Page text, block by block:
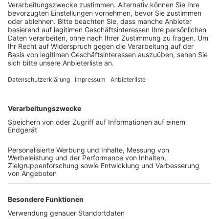
Anzeige
Anfang der Woche (14.4.) seien wieder viele Tüten mit
Lebensmittel gepackt und von Freiwilligen an rund 350
Ersatztafel bekommt unter anderem Brot und Kuchen
Spendengeldern Lebensmittel eingekauft und auch
Einkaufsgutscheine. Die können die Kunden der Tafel
dann beim Metzger oder Bäcker einlösen. Wann sich
die Situation wieder normalisieren wird, kann aktuell
noch niemand sagen, heißt es von den Organisatoren
der Bedburger Tafel. In den kommenden zwei Woche
sind erst mal weiter Ausgaben von Lebensmitteln über